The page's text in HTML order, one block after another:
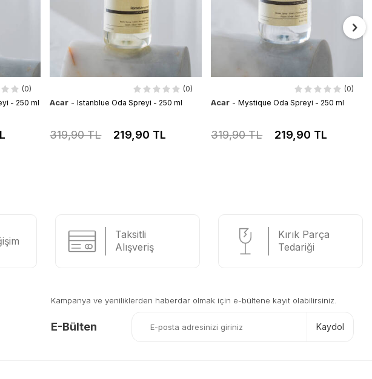
(0)
- 250 ml
(0)
Acar - Istanblue Oda Spreyi - 250 ml
319,90 TL 219,90 TL
(0)
Acar - Mystique Oda Spreyi - 250 ml
319,90 TL 219,90 TL
Taksitli
Alışveriş
Kırık Parça
Tedariği
Kampanya ve yeniliklerden haberdar olmak için e-bültene kayıt olabilirsiniz.
E-Bülten Kaydol